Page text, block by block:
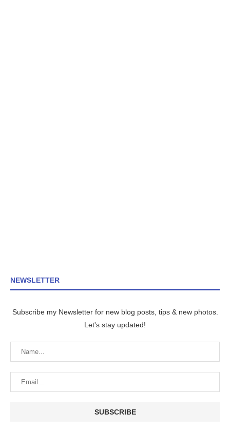
NEWSLETTER
Subscribe my Newsletter for new blog posts, tips & new photos.
Let's stay updated!